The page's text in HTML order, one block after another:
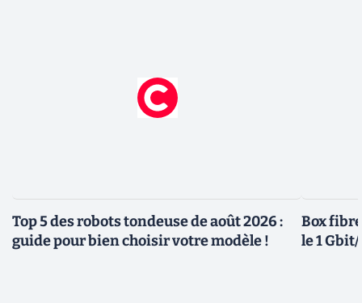
Top 5 des robots tondeuse de août 2026 :
guide pour bien choisir votre modèle !
Box
le 1